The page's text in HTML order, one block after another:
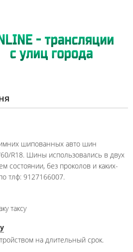
шипованных авто шин
60/R18. Шины использовались в двух
состоянии, без проколов и каких-
тлф: 9127166007.
таксу
на длительный срок.